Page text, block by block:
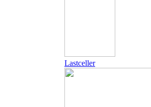
Lastceller